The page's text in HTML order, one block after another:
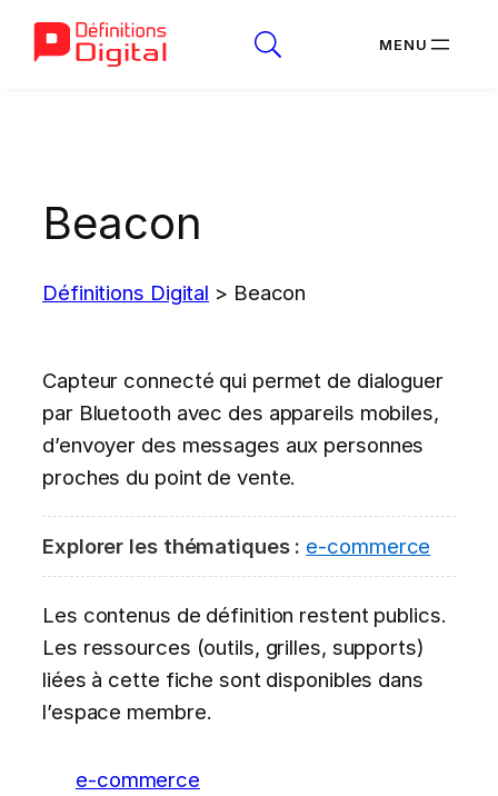
Beacon
Définitions Digital > Beacon
Capteur connecté qui permet de dialoguer
par Bluetooth avec des appareils mobiles,
d’envoyer des messages aux personnes
proches du point de vente.
Explorer les thématiques : e-commerce
Les contenus de définition restent publics.
Les ressources (outils, grilles, supports)
liées à cette fiche sont disponibles dans
l’espace membre.
e-commerce